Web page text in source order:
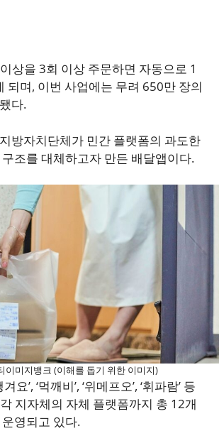
상을 3회 이상 주문하면 자동으로 1
되며, 이번 사업에는 무려 650만 장의
다.
방자치단체가 민간 플랫폼의 과도한
조를 대체하고자 만든 배달앱이다.
이미지뱅크 (이해를 돕기 위한 이미지)
요’, ‘먹깨비’, ‘위메프오’, ‘휘파람’ 등
지자체의 자체 플랫폼까지 총 12개
영되고 있다.